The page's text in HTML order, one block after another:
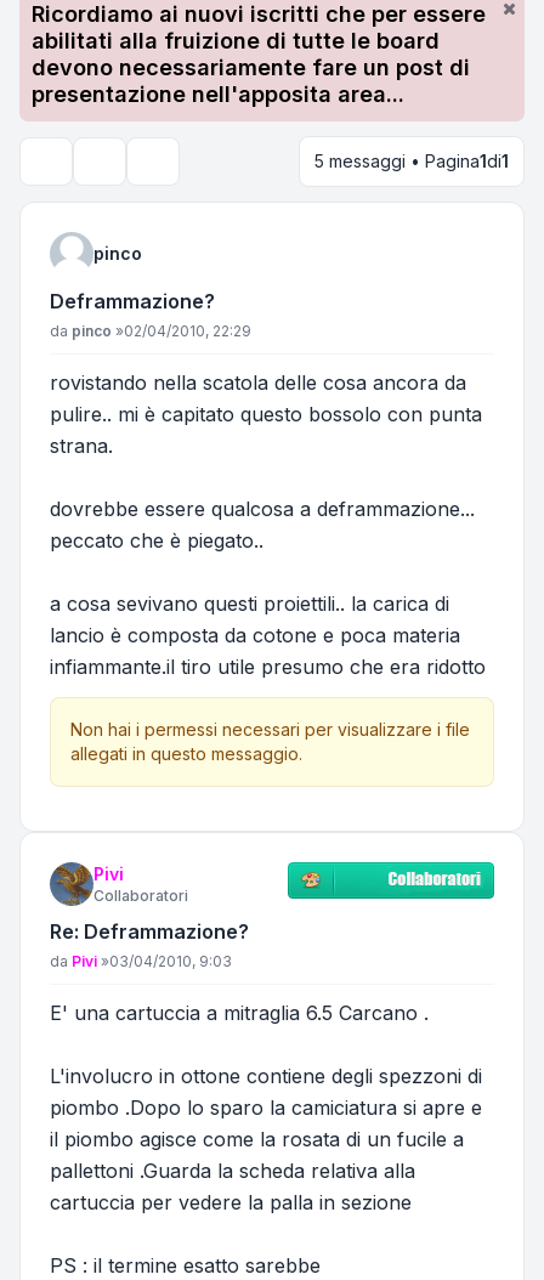
Ricordiamo ai nuovi iscritti che per essere
abilitati alla fruizione di tutte le board
devono necessariamente fare un post di
presentazione nell'apposita area...
5 messaggi • Pagina1di1
pinco
Deframmazione?
Messaggio
da pinco »02/04/2010, 22:29
rovistando nella scatola delle cosa ancora da
pulire.. mi è capitato questo bossolo con punta
strana.
dovrebbe essere qualcosa a deframmazione...
peccato che è piegato..
a cosa sevivano questi proiettili.. la carica di
lancio è composta da cotone e poca materia
infiammante.il tiro utile presumo che era ridotto
Non hai i permessi necessari per visualizzare i file
allegati in questo messaggio.
Pivi
Collaboratori
Re: Deframmazione?
Messaggio
da Pivi »03/04/2010, 9:03
E' una cartuccia a mitraglia 6.5 Carcano .
L'involucro in ottone contiene degli spezzoni di
piombo .Dopo lo sparo la camiciatura si apre e
il piombo agisce come la rosata di un fucile a
pallettoni .Guarda la scheda relativa alla
cartuccia per vedere la palla in sezione
PS : il termine esatto sarebbe